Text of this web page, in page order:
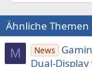
Ähnliche Themen
M News
Dual-